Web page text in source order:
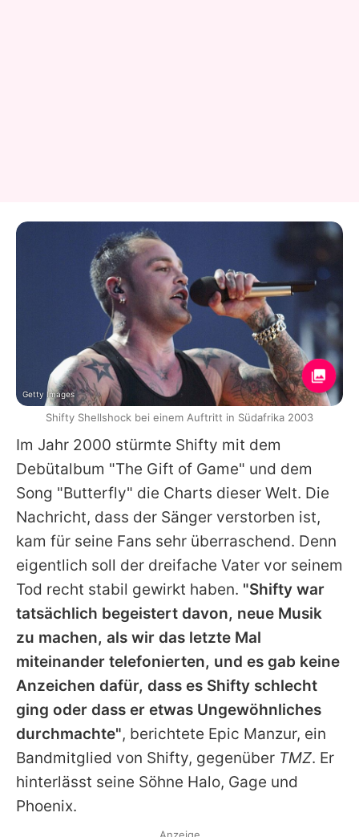
Im Jahr 2000 stürmte Shifty mit dem
Debütalbum "The Gift of Game" und dem
Song "Butterfly" die Charts dieser Welt. Die
Nachricht, dass der Sänger verstorben ist,
kam für seine Fans sehr überraschend. Denn
eigentlich soll der dreifache Vater vor seinem
Tod recht stabil gewirkt haben. "Shifty war
tatsächlich begeistert davon, neue Musik
zu machen, als wir das letzte Mal
miteinander telefonierten, und es gab keine
Anzeichen dafür, dass es Shifty schlecht
ging oder dass er etwas Ungewöhnliches
durchmachte", berichtete Epic Manzur, ein
Bandmitglied von Shifty, gegenüber TMZ. Er
hinterlässt seine Söhne Halo, Gage und
Phoenix.
Getty Images
Shifty Shellshock bei einem Auftritt in Südafrika 2003
Anzeige